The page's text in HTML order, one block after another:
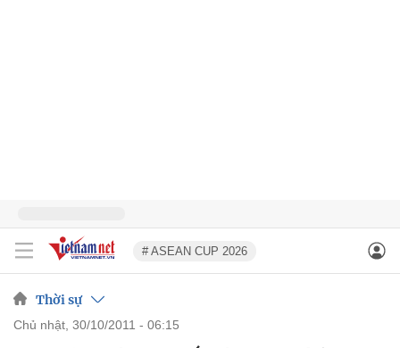
# ASEAN CUP 2026
Thời sự
chủ nhật, 30/10/2011 - 06:15